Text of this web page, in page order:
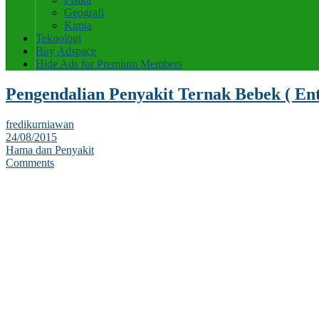
Geografi
Kimia
Teknologi
Buy Adspace
Hide Ads for Premium Members
Pengendalian Penyakit Ternak Bebek (
fredikurniawan
24/08/2015
Hama dan Penyakit
Comments